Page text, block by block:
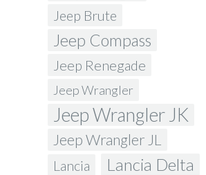
Jeep Brute
Jeep Compass
Jeep Renegade
Jeep Wrangler
Jeep Wrangler JK
Jeep Wrangler JL
Lancia Lancia Delta